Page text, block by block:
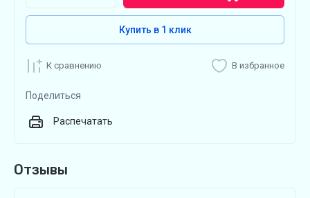
Купить в 1 клик
К сравнению В избранное
Поделиться
Распечатать
Отзывы